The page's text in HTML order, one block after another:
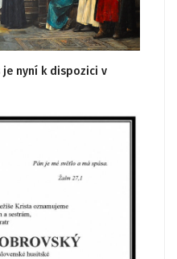
je nyní k dispozici v